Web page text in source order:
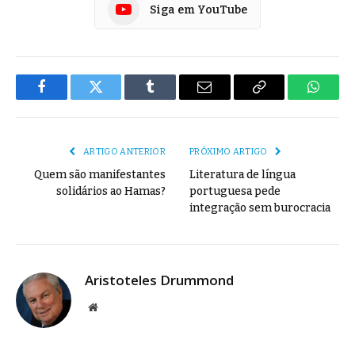
Siga em YouTube
FacebookTwitter Tumblr
E-
Copiar
ARTIGO ANTERIOR
Quem são manifestantes
solidários ao Hamas?
PRÓXIMO ARTIGO
Literatura de língua
portuguesa pede
integração sem burocracia
Aristoteles Drummond
Site